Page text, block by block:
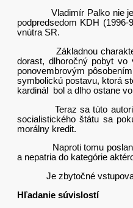
Vladimír Palko nie je len
podpredsedom KDH
vnútra SR.
Základnou
dorast, dlhoročný pobyt vo
ponovembrovým
symbolickú postavu, ktorá
kardinál bol a dlho ostane
Teraz sa túto autoritu
socialistického štátu sa
morálny kredit.
Naproti tomu poslanec
a nepatria do kategórie
Je zbytočné vstupovať do
Hľadanie súvislostí